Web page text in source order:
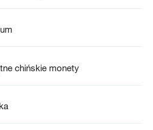
chińskie monety